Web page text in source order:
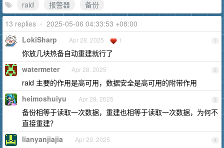
raid
报警器
备份
13 replies • 2025-05-06 04:33:53 +08:00
1
LokiSharp Apr 28, 2025 1
你放几块热备自动重建就行了
2
watermeter Apr 28, 2025
raid 主要的作用是高可用，数据安全是高可用的附带作用
3
heimoshuiyu Apr 28, 2025
备份相等于读取一次数据，重建也相等于读取一次数据，为何不
直接重建？
4
lianyanjiajia Apr 29, 2025